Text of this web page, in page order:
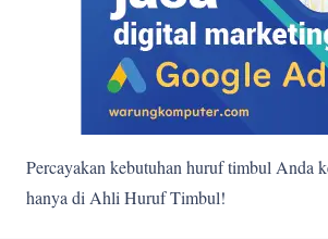
Percayakan kebutuhan huruf timbul Anda
hanya di Ahli Huruf Timbul!